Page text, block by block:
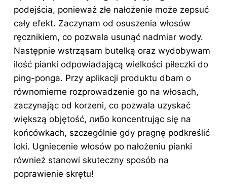
podejścia, ponieważ złe nałożenie może zepsuć
cały efekt. Zaczynam od osuszenia włosów
ręcznikiem, co pozwala usunąć nadmiar wody.
Następnie wstrząsam butelką oraz wydobywam
ilość pianki odpowiadającą wielkości piłeczki do
ping-ponga. Przy aplikacji produktu dbam o
równomierne rozprowadzenie go na włosach,
zaczynając od korzeni, co pozwala uzyskać
większą objętość, либо koncentrując się na
końcówkach, szczególnie gdy pragnę podkreślić
loki. Ugniecenie włosów po nałożeniu pianki
również stanowi skuteczny sposób na
poprawienie skrętu!